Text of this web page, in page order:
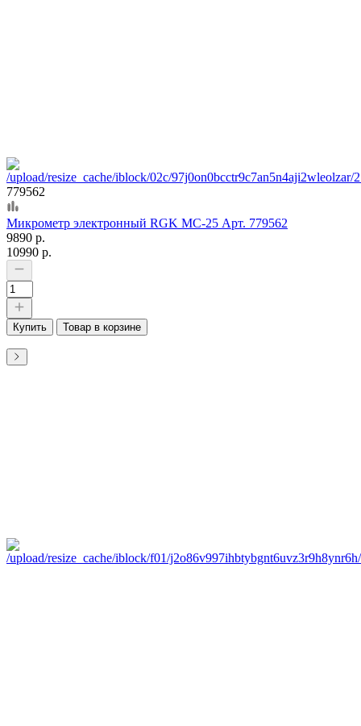
779562
Микрометр электронный RGK MC-25 Арт. 779562
9890 р.
10990 р.
Купить Товар в корзине